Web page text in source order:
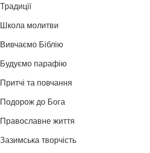
Традиції
Школа молитви
Вивчаємо Біблію
Будуємо парафію
Притчі та повчання
Подорож до Бога
Православне життя
Зазимська творчість